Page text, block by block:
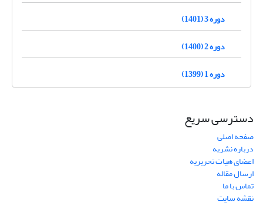
دوره 3 (1401)
دوره 2 (1400)
دوره 1 (1399)
دسترسی سریع
صفحه اصلی
درباره نشریه
اعضای هیات تحریریه
ارسال مقاله
تماس با ما
نقشه سایت